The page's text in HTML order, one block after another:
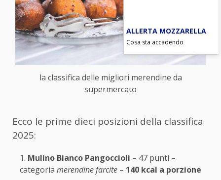
la classifica delle migliori merendine da
supermercato
Ecco le prime dieci posizioni della classifica
2025:
Mulino Bianco Pangoccioli – 47 punti –
categoria merendine farcite – 140 kcal a porzione
ALLERTA MOZZARELLA
Cosa sta accadendo